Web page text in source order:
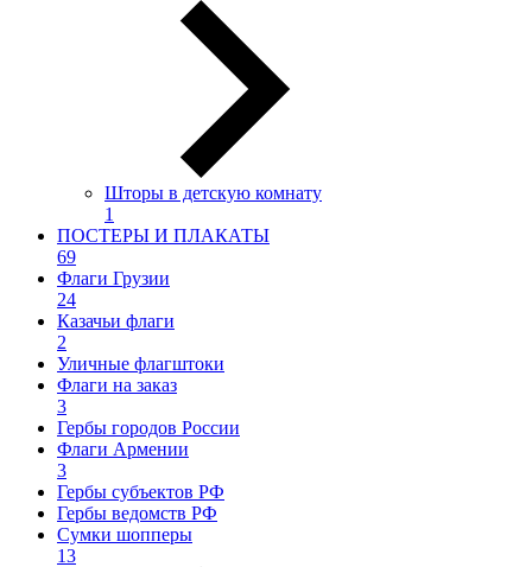
Шторы в детскую комнату
1
ПОСТЕРЫ И ПЛАКАТЫ
69
Флаги Грузии
24
Казачьи флаги
2
Уличные флагштоки
Флаги на заказ
3
Гербы городов России
Флаги Армении
3
Гербы субъектов РФ
Гербы ведомств РФ
Сумки шопперы
13